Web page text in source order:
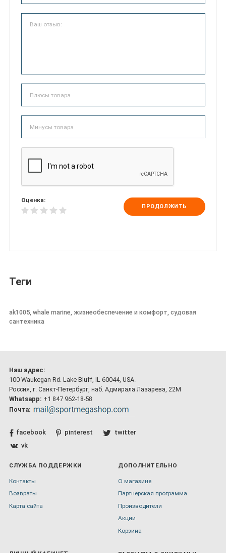
Оценка:
ПРОДОЛЖИТЬ
Теги
ak1005, whale marine, жизнеобеспечение и комфорт, судовая
сантехника
Наш адрес:
100 Waukegan Rd. Lake Bluff, IL 60044, USA.
Россия, г. Санкт-Петербург, наб. Адмирала Лазарева, 22М
Whatsapp: +1 847 962-18-58
Почта:
facebook pinterest
twitter
vk
СЛУЖБА ПОДДЕРЖКИ
Контакты
Возвраты
Карта сайта
ДОПОЛНИТЕЛЬНО
О магазине
Партнерская программа
Производители
Акции
Корзина